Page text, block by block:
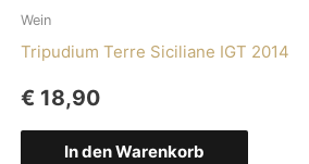
Wein
Tripudium Terre Siciliane IGT 2014
€ 18,90
In den Warenkorb